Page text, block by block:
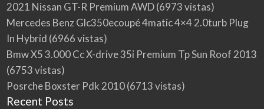
2021 Nissan GT-R Premium AWD(6973 vistas)
Mercedes Benz Glc350ecoupé 4matic 4×4 2.0turb Plug
In Hybrid (6966 vistas)
Bmw X5 3.000 Cc X-drive 35i Premium Tp Sun Roof 2013
(6753 vistas)
Posrche Boxster Pdk 2010(6713 vistas)
Recent Posts